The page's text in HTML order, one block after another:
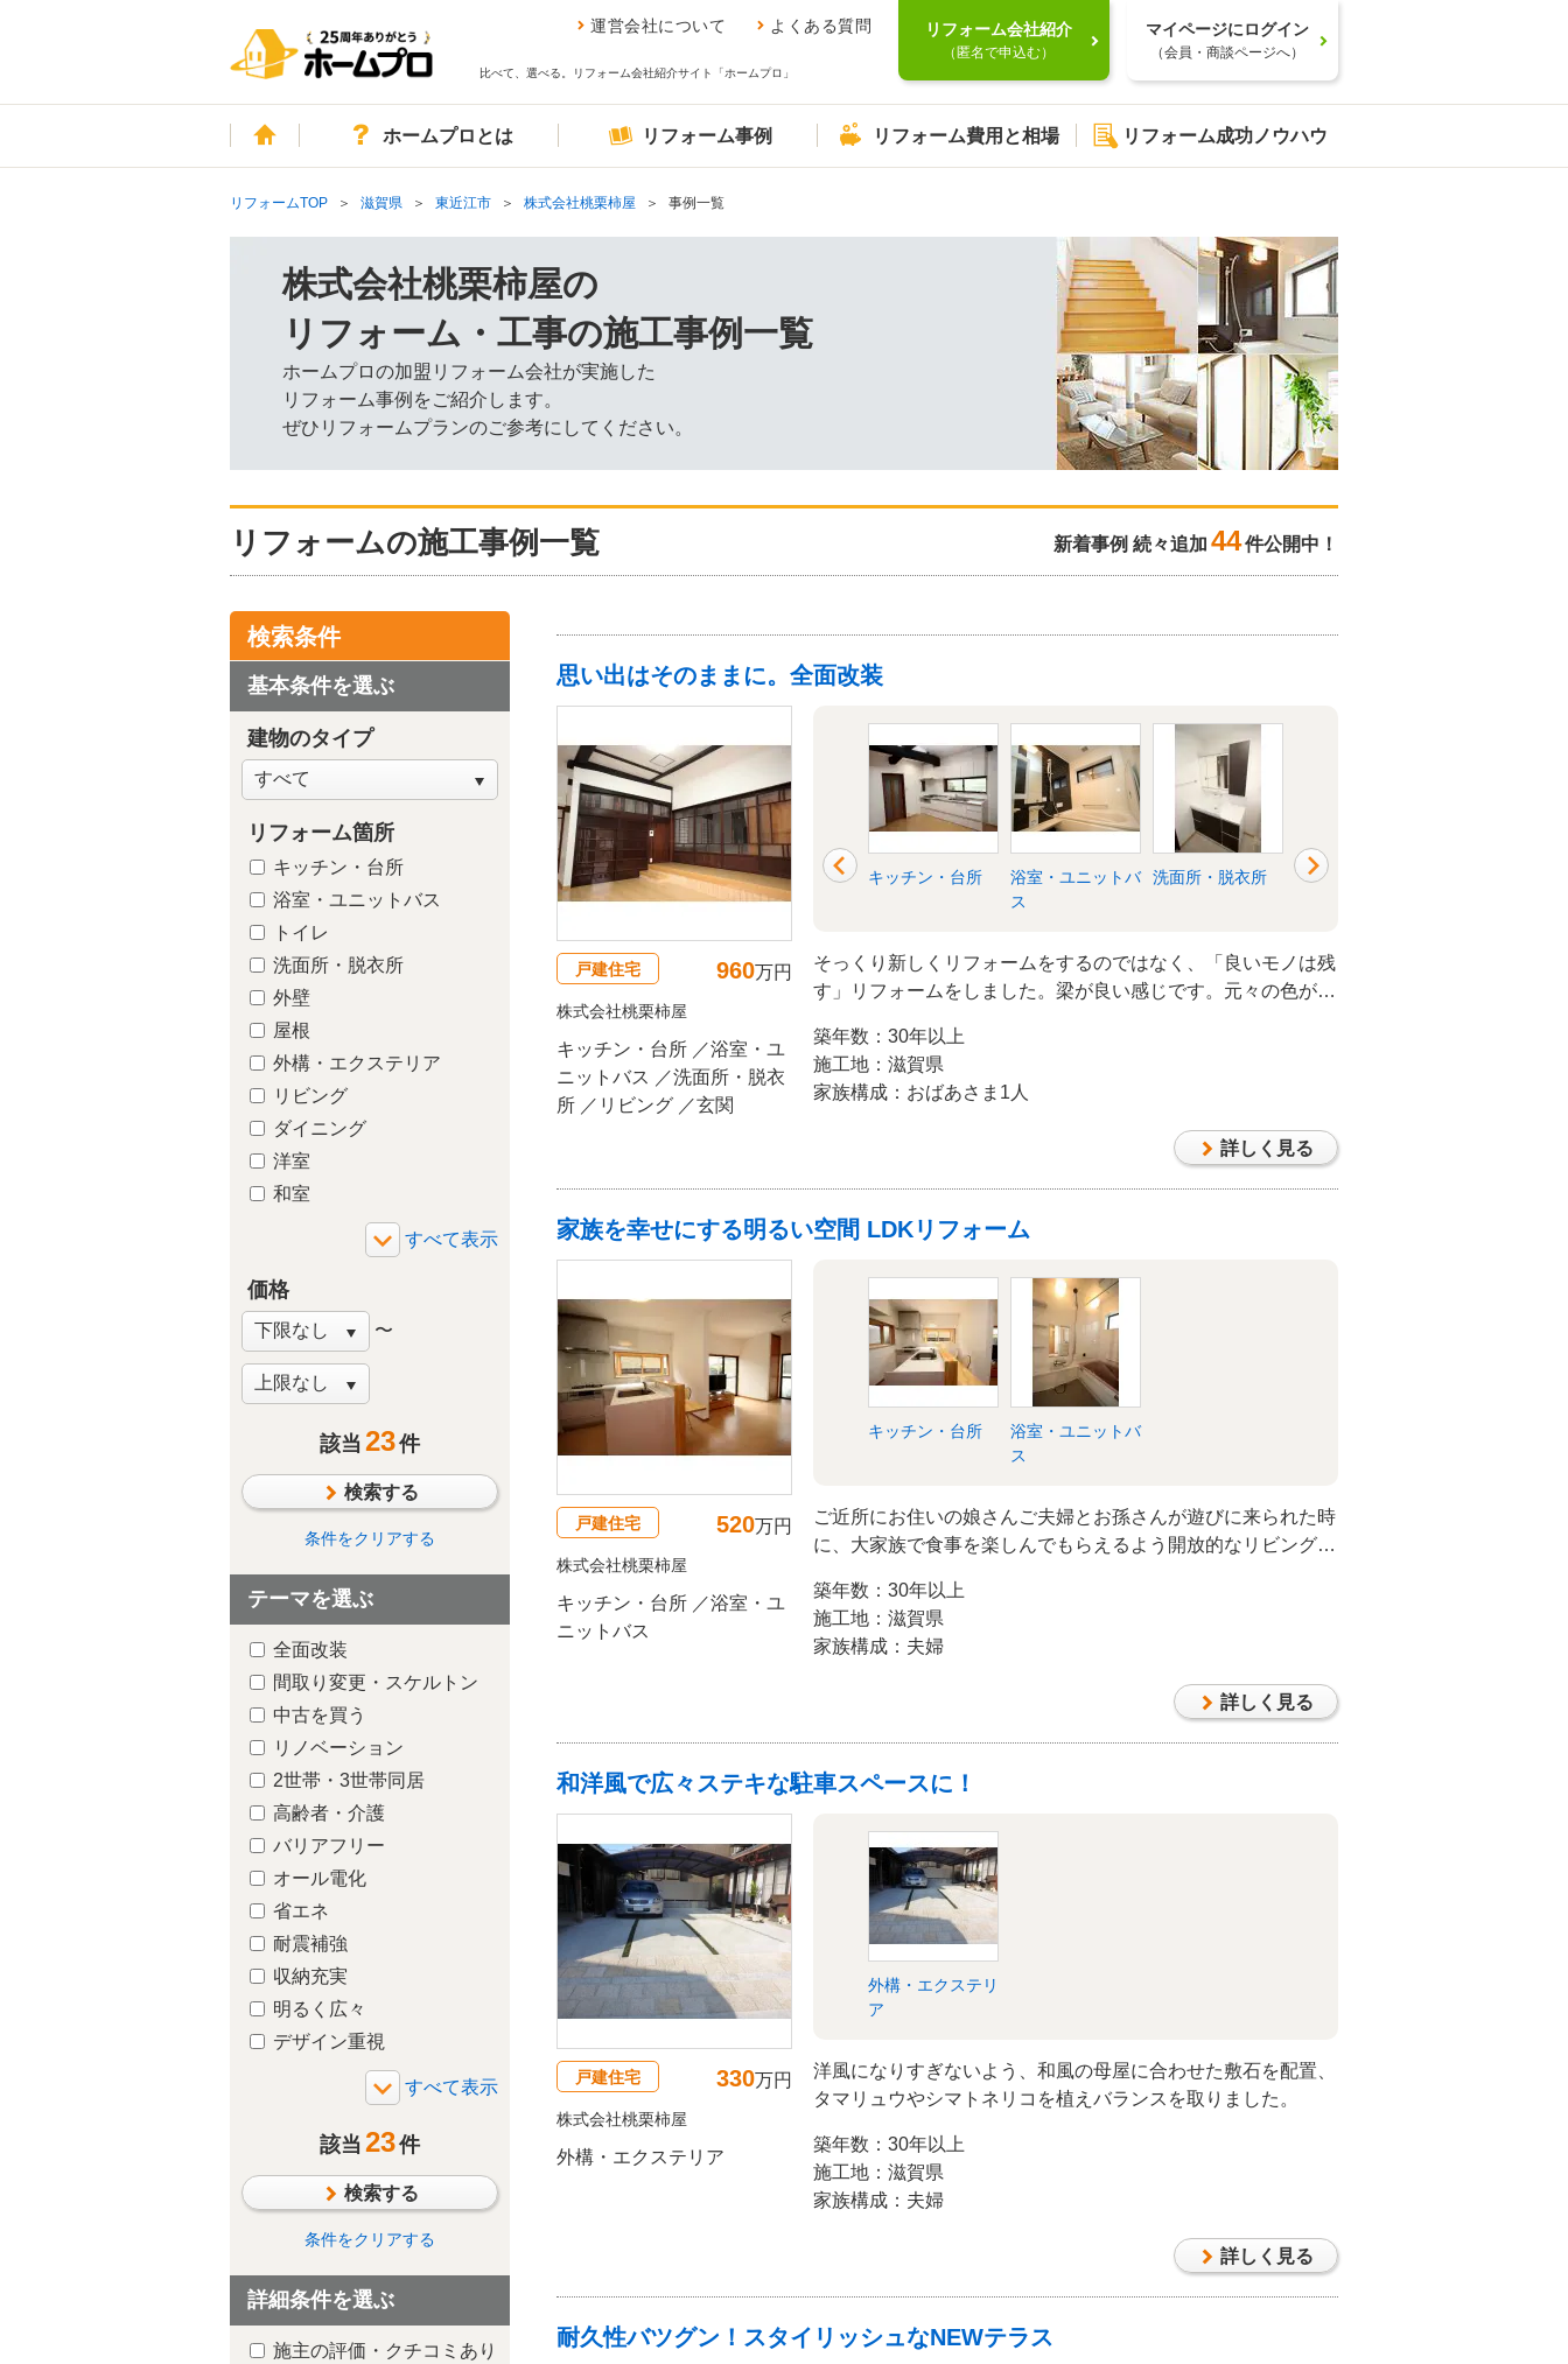
運営会社について よくある質問
比べて、選べる。リフォーム会社紹介サイト「ホームプロ」
リフォーム会社紹介
（匿名で申込む）
マイページにログイン
（会員・商談ページへ）
ホームホームプロとは リフォーム事例 リフォーム費用と相場 リフォーム成功ノウハウ
リフォームTOP 滋賀県 東近江市 株式会社桃栗柿屋 事例一覧
株式会社桃栗柿屋の
リフォーム・工事の施工事例一覧
ホームプロの加盟リフォーム会社が実施した
リフォーム事例をご紹介します。
ぜひリフォームプランのご参考にしてください。
リフォームの施工事例一覧 新着事例 続々追加 44件公開中！
検索条件
基本条件を選ぶ
建物のタイプ
リフォーム箇所
キッチン・台所
浴室・ユニットバス
トイレ
洗面所・脱衣所
外壁
屋根
外構・エクステリア
リビング
ダイニング
洋室
和室
バルコニー・ベランダ
庭・ガーデニング
階段
窓・サッシ
その他
価格
〜
該当 23件
検索する
条件をクリアする
テーマを選ぶ
全面改装
間取り変更・スケルトン
中古を買う
リノベーション
2世帯・3世帯同居
高齢者・介護
バリアフリー
オール電化
省エネ
耐震補強
収納充実
明るく広々
デザイン重視
増築・減築
断熱・気密
太陽光発電/太陽熱利用
シックハウス対策
防水・雨漏り対策
防犯対策
趣味や嗜好を中心に
該当 23件
検索する
条件をクリアする
詳細条件を選ぶ
施主の評価・クチコミあり
思い出はそのままに。全面改装
戸建住宅 960万円
株式会社桃栗柿屋
キッチン・台所 ／浴室・ユ
ニットバス ／洗面所・脱衣
所 ／リビング ／玄関
リビング 玄関 キッチン・台所
浴室・ユニットバ
ス
洗面所・脱衣所 リビング
そっくり新しくリフォームをするのではなく、「良いモノは残
す」リフォームをしました。梁が良い感じです。元々の色がキ
職人さんに拭いてもらいました。昔の建具など味のあるモノ
は、お施主様の希望でそのまま使用しました。
築年数：30年以上
施工地：滋賀県
家族構成：おばあさま1人
詳しく見る
家族を幸せにする明るい空間 LDKリフォーム
戸建住宅 520万円
株式会社桃栗柿屋
キッチン・台所 ／浴室・ユ
ニットバス
キッチン・台所
浴室・ユニットバ
ス
ご近所にお住いの娘さんご夫婦とお孫さんが遊びに来られた時
に、大家族で食事を楽しんでもらえるよう開放的なリビングに
築年数：30年以上
施工地：滋賀県
家族構成：夫婦
詳しく見る
和洋風で広々ステキな駐車スペースに！
戸建住宅 330万円
株式会社桃栗柿屋
外構・エクステリア
外構・エクステリ
ア
洋風になりすぎないよう、和風の母屋に合わせた敷石を配置、
タマリュウやシマトネリコを植えバランスを取りました。
築年数：30年以上
施工地：滋賀県
家族構成：夫婦
詳しく見る
耐久性バツグン！スタイリッシュなNEWテラス